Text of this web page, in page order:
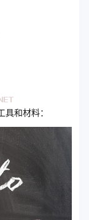
和材料：